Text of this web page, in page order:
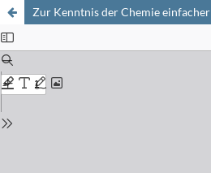
Zur Kenntnis der Chemie einfacher